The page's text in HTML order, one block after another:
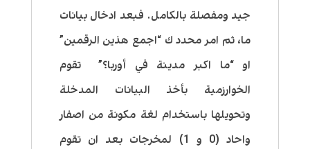
جيد ومفصلة بالكامل. فبعد ادخال بيانات
ما، ثم امر محدد ك “اجمع هذين الرقمين”
او “ما اكبر مدينة في أوربا؟” تقوم
الخوارزمية بأخذ البيانات المدخلة
وتحويلها باستخدام لغة مكونة من اصفار
واحاد (0 و 1) لمخرجات بعد ان تقوم